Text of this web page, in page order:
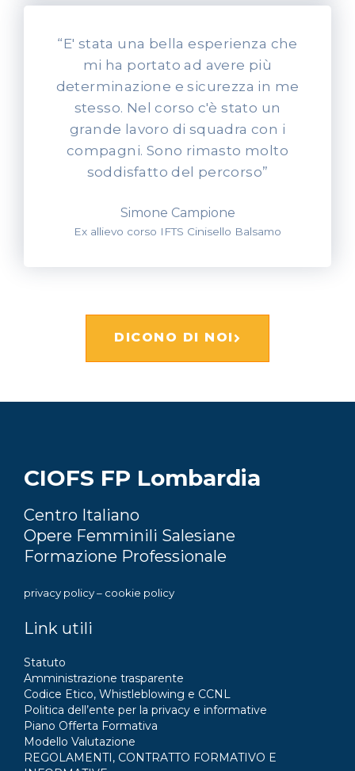
“E' stata una bella esperienza che
mi ha portato ad avere più
determinazione e sicurezza in me
stesso. Nel corso c'è stato un
grande lavoro di squadra con i
compagni. Sono rimasto molto
soddisfatto del percorso”
Simone Campione
Ex allievo corso IFTS Cinisello Balsamo
DICONO DI NOI
CIOFS FP Lombardia
Centro Italiano
Opere Femminili Salesiane
Formazione Professionale
privacy policy– cookie policy
Link utili
Statuto
Amministrazione trasparente
Codice Etico, Whistleblowing e CCNL
Politica dell’ente per la privacy e informative
Piano Offerta Formativa
Modello Valutazione
REGOLAMENTI, CONTRATTO FORMATIVO E